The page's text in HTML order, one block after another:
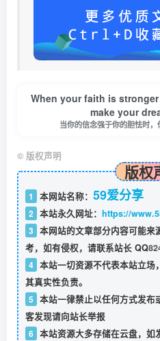
When your faith is
make your
当你的信念强于你的胆怯时
© 版权声明
版权
1 本网站名称： 59爱分享
2 本站永久网址： https://
3 本网站的文章部分内容可能来
考，如有侵权，请联系站长 QQ
4 本站一切资源不代表本站立场
其真实性负责。
5 本站一律禁止以任何方式发布
客发现请向站长举报
6 本站资源大多存储在云盘，如